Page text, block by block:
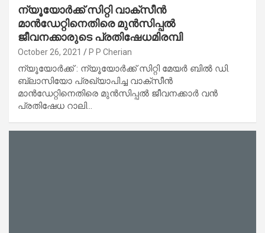
ന്യൂയോര്‍ക്ക് സിറ്റി വാക്‌സീന്‍
മാന്‍ഡേറ്റിനെതിരെ മുന്‍സിപ്പല്‍
ജീവനക്കാരുടെ പ്രതിഷേധമിരമ്പി
October 26, 2021 P P Cherian
ന്യൂയോര്‍ക്ക് : ന്യൂയോര്‍ക്ക് സിറ്റി മേയര്‍ ബില്‍ ഡി.
ബ്ലാസിയോ പ്രഖ്യാപിച്ച വാക്‌സീന്‍
മാന്‍ഡേറ്റിനെതിരെ മുന്‍സിപ്പല്‍ ജീവനക്കാര്‍ വന്‍
പ്രതിഷേധ റാലി…